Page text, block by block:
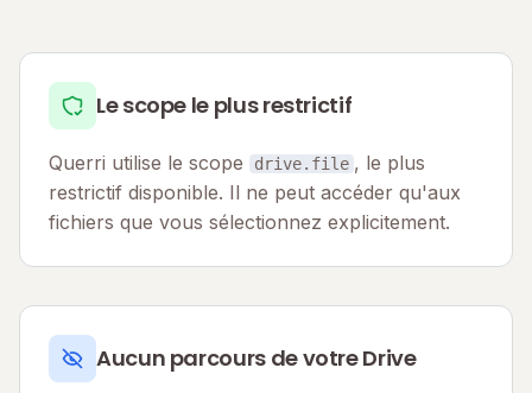
Le scope le plus restrictif
Querri utilise le scope drive.file , le plus
restrictif disponible. Il ne peut accéder qu'aux
fichiers que vous sélectionnez explicitement.
Aucun parcours de votre Drive